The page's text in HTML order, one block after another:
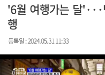
'6월 여행가는 달
행
등록일 : 2024.05.31 11:33